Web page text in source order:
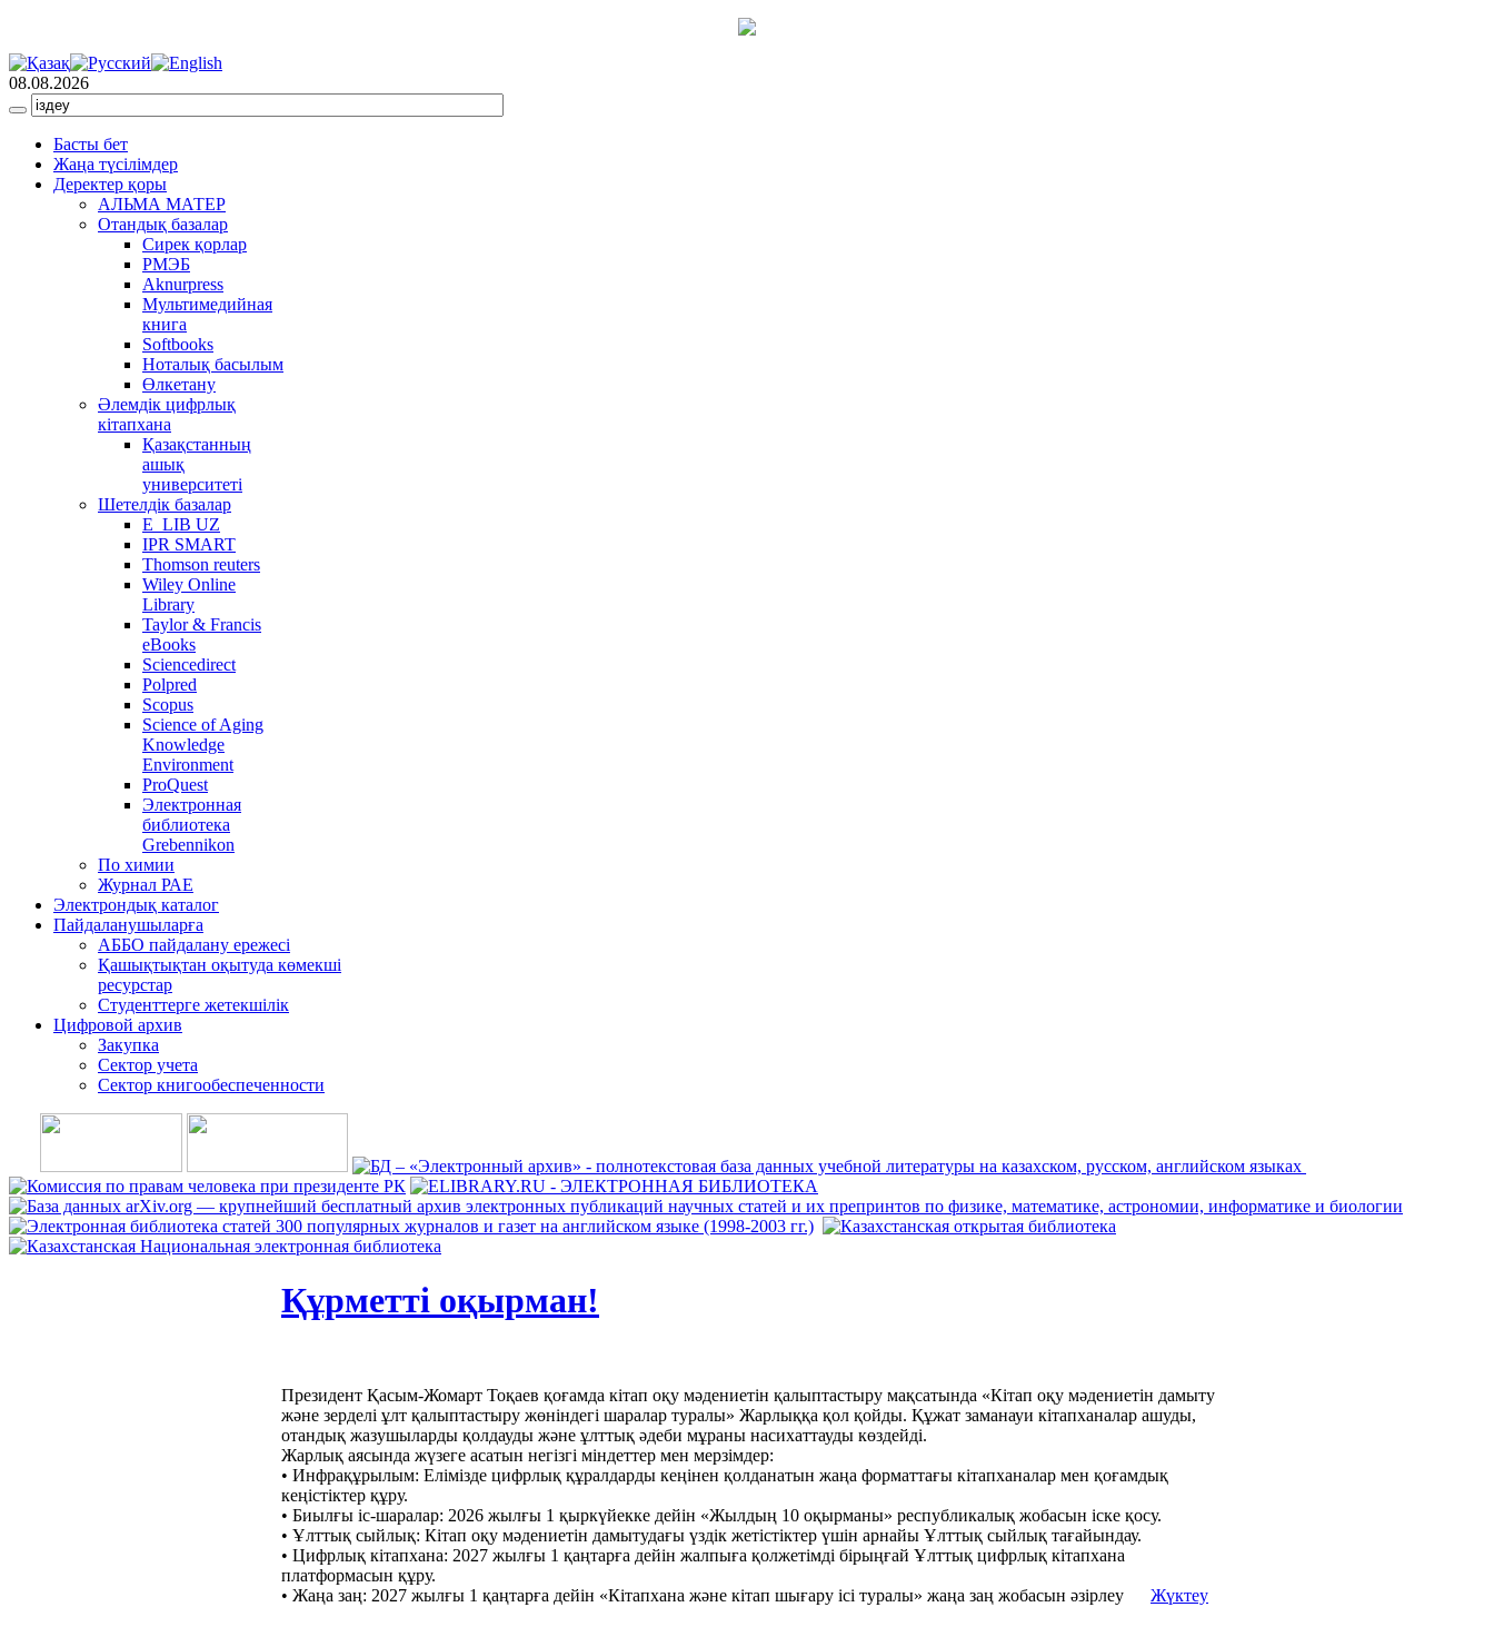
08.08.2026
Басты бет
Жаңа түсілімдер
Деректер қоры
АЛЬМА МАТЕР
Отандық базалар
Сирек қорлар
РМЭБ
Аknurpress
Мультимедийная
книга
Softbooks
Ноталық басылым
Өлкетану
Әлемдік цифрлық
кітапхана
Қазақстанның
ашық
университеті
Шетелдік базалар
E_LIB UZ
IPR SMART
Thomson reuters
Wiley Online
Library
Taylor & Francis
eBooks
Sciencedirect
Polpred
Scopus
Science of Aging
Knowledge
Environment
ProQuest
Электронная
библиотека
Grebennikon
По химии
Журнал РАЕ
Электрондық каталог
Пайдаланушыларға
АББО пайдалану ережесі
Қашықтықтан оқытуда көмекші
ресурстар
Студенттерге жетекшілік
Цифровой архив
Закупка
Сектор учета
Сектор книгообеспеченности
Құрметті оқырман!
Президент Қасым-Жомарт Тоқаев қоғамда кітап оқу мәдениетін қалыптастыру мақсатында «Кітап оқу мәдениетін дамыту
және зерделі ұлт қалыптастыру жөніндегі шаралар туралы» Жарлыққа қол қойды. Құжат заманауи кітапханалар ашуды,
отандық жазушыларды қолдауды және ұлттық әдеби мұраны насихаттауды көздейді.
Жарлық аясында жүзеге асатын негізгі міндеттер мен мерзімдер:
• Инфрақұрылым: Елімізде цифрлық құралдарды кеңінен қолданатын жаңа форматтағы кітапханалар мен қоғамдық
кеңістіктер құру.
• Биылғы іс-шаралар: 2026 жылғы 1 қыркүйекке дейін «Жылдың 10 оқырманы» республикалық жобасын іске қосу.
• Ұлттық сыйлық: Кітап оқу мәдениетін дамытудағы үздік жетістіктер үшін арнайы Ұлттық сыйлық тағайындау.
• Цифрлық кітапхана: 2027 жылғы 1 қаңтарға дейін жалпыға қолжетімді бірыңғай Ұлттық цифрлық кітапхана
платформасын құру.
• Жаңа заң: 2027 жылғы 1 қаңтарға дейін «Кітапхана және кітап шығару ісі туралы» жаңа заң жобасын әзірлеу Жүктеу